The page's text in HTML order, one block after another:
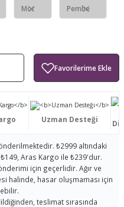
Mor Pembe
Uzman Desteği
₺2999 altındaki
Aras Kargo ile ₺239'dur.
için geçerlidir. Ağır ve
halinde, hasar oluşmaması için
teslimat sırasında